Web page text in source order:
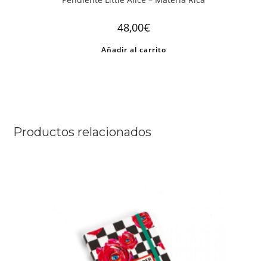
48,00€
Añadir al carrito
Productos relacionados